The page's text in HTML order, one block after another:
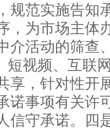
规范实施告知
，为市场主体
介活动的筛查
短视频、互联
享，针对性开
诺事项有关许
信守承诺。四